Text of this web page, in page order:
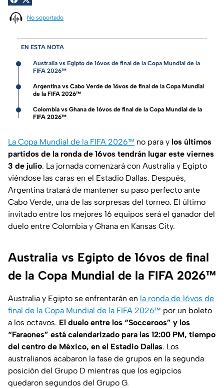
No soportado
EN ESTA NOTA
Australia vs Egipto de 16vos de final de la Copa Mundial de la
FIFA 2026™
Argentina vs Cabo Verde de 16vos de final de la Copa Mundial
de la FIFA 2026™
Colombia vs Ghana de 16vos de final de la Copa Mundial de la
FIFA 2026™
La Copa Mundial de la FIFA 2026™ no para y los últimos
partidos de la ronda de 16vos tendrán lugar este viernes
3 de julio. La jornada comenzará con Australia y Egipto
viéndose las caras en el Estadio Dallas. Después,
Argentina tratará de mantener su paso perfecto ante
Cabo Verde, una de las sorpresas del torneo. El último
invitado entre los mejores 16 equipos será el ganador del
duelo entre Colombia y Ghana en Kansas City.
Australia vs Egipto de 16vos de final
de la Copa Mundial de la FIFA 2026™
Australia y Egipto se enfrentarán en la ronda de 16vos de
final de la Copa Mundial de la FIFA 2026™ por un boleto
a los octavos. El duelo entre los “Socceroos” y los
“Faraones” está calendarizado para las 12:00 PM, tiempo
del centro de México, en el Estadio Dallas. Los
australianos acabaron la fase de grupos en la segunda
posición del Grupo D mientras que los egipcios
quedaron segundos del Grupo G.